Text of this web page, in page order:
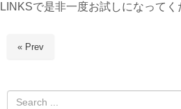
LINKSで是非一度お試しになってく
« Prev